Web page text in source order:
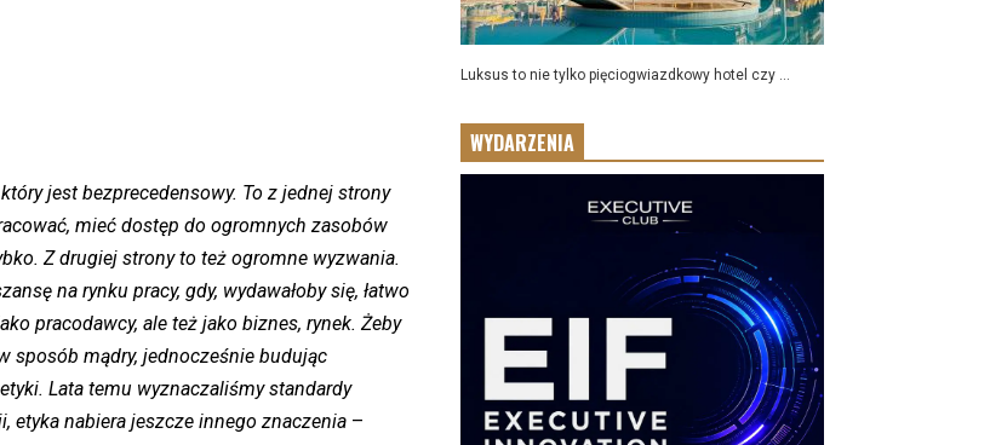
jest bezprecedensowy. To z jednej strony
mieć dostęp do ogromnych zasobów
Z drugiej strony to też ogromne wyzwania.
na rynku pracy, gdy, wydawałoby się, łatwo
pracodawcy, ale też jako biznes, rynek. Żeby
sposób mądry, jednocześnie budując
Lata temu wyznaczaliśmy standardy
etyka nabiera jeszcze innego znaczenia –
Luksus to nie tylko pięciogwiazdkowy hotel czy ...
WYDARZENIA